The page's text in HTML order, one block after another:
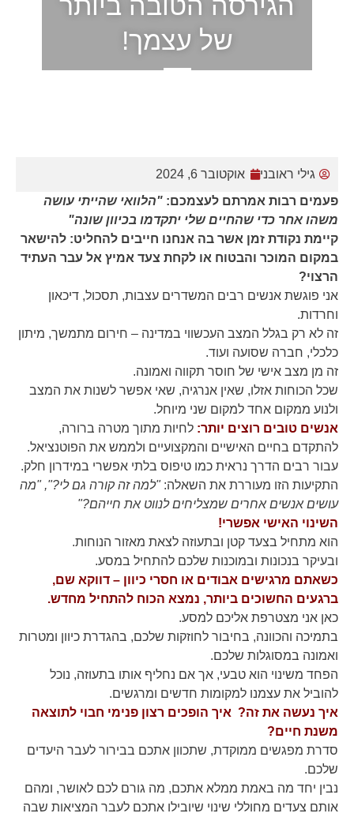
של עצמך!
גילי ראובני
אוקטובר 6, 2024
פעמים רבות אמרתם לעצמכם: "הלוואי שהייתי עושה
משהו אחר כדי שהחיים שלי יתקדמו בכיוון שונה"
קיימת נקודת זמן אשר בה אנחנו חייבים להחליט: להישאר
במקום המוכר והבטוח או לקחת צעד אמיץ אל עבר העתיד
הרצוי?
אני פוגשת אנשים רבים המשדרים עצבות, תסכול, דיכאון
וחרדות.
זה לא רק בגלל המצב העכשווי במדינה – חירום מתמשך, מיתון
כלכלי, חברה שסועה ועוד.
זה מן מצב אישי של חוסר תקווה ואמונה.
שכל הכוחות אזלו, שאין אנרגיה, שאי אפשר לשנות את המצב
ולנוע ממקום אחד למקום שני מיוחל.
אנשים טובים רוצים יותר: לחיות מתוך מטרה ברורה,
להתקדם בחיים האישיים והמקצועיים ולממש את הפוטנציאל.
עבור רבים הדרך נראית כמו טיפוס בלתי אפשרי במידרון חלק.
התקיעות הזו מעוררת את השאלה:"למה זה קורה גם לי?", "מה
עושים אנשים אחרים שמצליחים לנווט את חייהם?"
השינוי האישי אפשרי!
הוא מתחיל בצעד קטן ובתעוזה לצאת מאזור הנוחות.
ובעיקר בנכונות ובמוכנות שלכם להתחיל במסע.
כשאתם מרגישים אבודים או חסרי כיוון – דווקא שם,
ברגעים החשוכים ביותר, נמצא הכוח להתחיל מחדש.
כאן אני מצטרפת אליכם למסע.
בתמיכה והכוונה, בחיבור לחוזקות שלכם, בהגדרת כיוון ומטרות
ואמונה במסוגלות שלכם.
הפחד משינוי הוא טבעי, אך אם נחליף אותו בתעוזה, נוכל
להוביל את עצמנו למקומות חדשים ומרגשים.
איך נעשה את זה? איך הופכים רצון פנימי חבוי לתוצאה
משנת חיים?
סדרת מפגשים ממוקדת, שתכוון אתכם בבירור לעבר היעדים
שלכם.
נבין יחד מה באמת ממלא אתכם, מה גורם לכם לאושר, ומהם
אותם צעדים מחוללי שינוי שיובילו אתכם לעבר המציאות שבה
קובצי
Cookie אלו
אינם
הם נדרשים
להפעלת
האתר.
כדי שנוכל
לשפר את
תפקוד האתר
בהתבסס על
אופן השימוש
באתר.
חוויית
משתמש
כדי שהאתר
שלנו יעבוד
מיטבית
במהלך
ביקורך. אם
לקובצי
Cookie
אלו, חלק
באתר
עשויות
להיעלם.
על ידי
שיתוף
תחומי
וההתנהגות
שלך בעת